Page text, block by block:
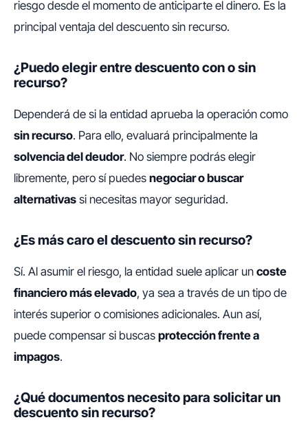
riesgo desde el momento de anticiparte el dinero. Es la
principal ventaja del descuento sin recurso.
¿Puedo elegir entre descuento con o sin
recurso?
Dependerá de si la entidad aprueba la operación como
sin recurso. Para ello, evaluará principalmente la
solvencia del deudor. No siempre podrás elegir
libremente, pero sí puedes negociar o buscar
alternativas si necesitas mayor seguridad.
¿Es más caro el descuento sin recurso?
Sí. Al asumir el riesgo, la entidad suele aplicar un coste
financiero más elevado, ya sea a través de un tipo de
interés superior o comisiones adicionales. Aun así,
puede compensar si buscas protección frente a
impagos.
¿Qué documentos necesito para solicitar un
descuento sin recurso?